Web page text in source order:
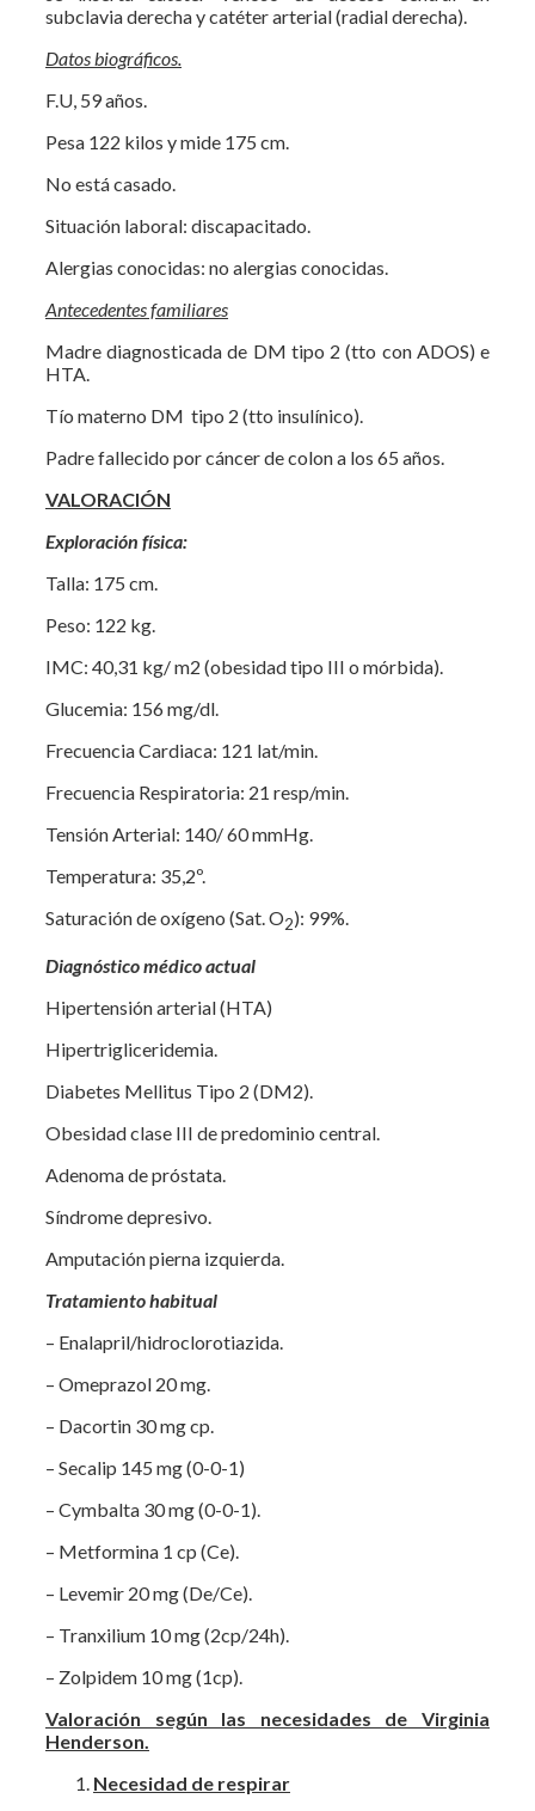
subclavia derecha y catéter arterial (radial derecha).
Datos biográficos.
F.U, 59 años.
Pesa 122 kilos y mide 175 cm.
No está casado.
Situación laboral: discapacitado.
Alergias conocidas: no alergias conocidas.
Antecedentes familiares
Madre diagnosticada de DM tipo 2 (tto con ADOS) e
HTA.
Tío materno DM tipo 2 (tto insulínico).
Padre fallecido por cáncer de colon a los 65 años.
VALORACIÓN
Exploración física:
Talla: 175 cm.
Peso: 122 kg.
IMC: 40,31 kg/ m2 (obesidad tipo III o mórbida).
Glucemia: 156 mg/dl.
Frecuencia Cardiaca: 121 lat/min.
Frecuencia Respiratoria: 21 resp/min.
Tensión Arterial: 140/ 60 mmHg.
Temperatura: 35,2º.
Saturación de oxígeno (Sat. O2): 99%.
Diagnóstico médico actual
Hipertensión arterial (HTA)
Hipertrigliceridemia.
Diabetes Mellitus Tipo 2 (DM2).
Obesidad clase III de predominio central.
Adenoma de próstata.
Síndrome depresivo.
Amputación pierna izquierda.
Tratamiento habitual
– Enalapril/hidroclorotiazida.
– Omeprazol 20 mg.
– Dacortin 30 mg cp.
– Secalip 145 mg (0-0-1)
– Cymbalta 30 mg (0-0-1).
– Metformina 1 cp (Ce).
– Levemir 20 mg (De/Ce).
– Tranxilium 10 mg (2cp/24h).
– Zolpidem 10 mg (1cp).
Valoración según las necesidades de Virginia
Henderson.
Necesidad de respirar